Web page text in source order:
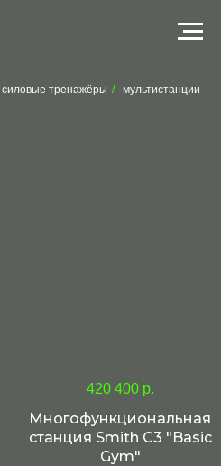
силовые тренажёры / мультистанции
420 400 р.
Многофункциональная
станция Smith C3 "Basic
Gym"